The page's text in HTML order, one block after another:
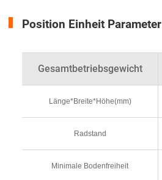
Position Einheit Parameter
Gesamtbetriebsgewicht
Länge*Breite*Höhe(mm)
Radstand
Minimale Bodenfreiheit